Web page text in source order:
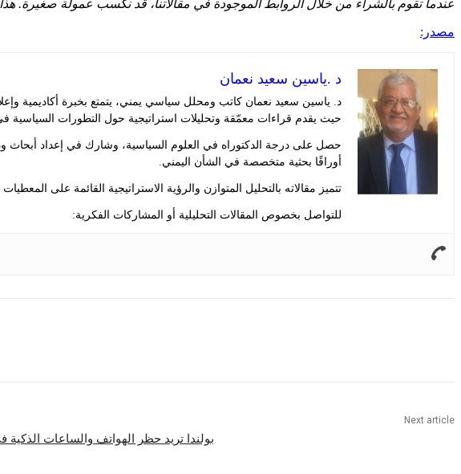
عندما تقوم بالشراء من خلال الروابط الموجودة في مقالاتنا، قد نكسب عمولة صغيرة. هذا
مصدر:
د .ياسين سعيد نعمان
د. ياسين سعيد نعمان كاتب ومحلل سياسي يمني، يتمتع بخبرة أكاديمية
حيث يقدم قراءات معمّقة وتحليلات استراتيجية حول التطورات السياسية
حصل على درجة الدكتوراه في العلوم السياسية، وشارك في إعداد أبحاث
أوراقًا بحثية متخصصة في الشأن اليمني.
تتميز مقالاته بالتحليل المتوازن والرؤية الاستراتيجية القائمة على
للتواصل بخصوص المقالات التحليلية أو المشاركات الفكرية:
Next article
بولندا تريد حظر الهواتف والساعات